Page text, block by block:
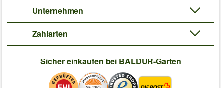
Unternehmen
Zahlarten
Sicher einkaufen bei BALDUR-Garten